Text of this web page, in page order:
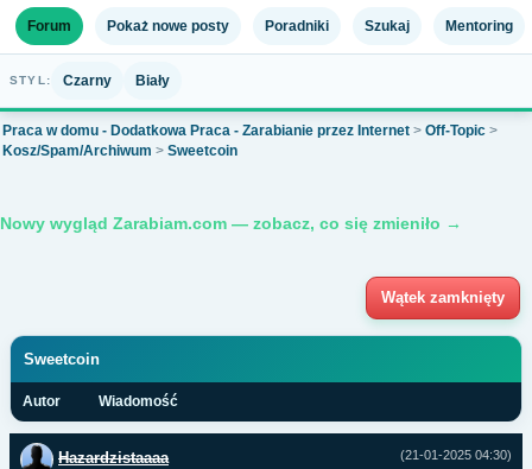
Forum Pokaż nowe posty Poradniki Szukaj Mentoring
STYL: Czarny Biały
Praca w domu - Dodatkowa Praca - Zarabianie przez Internet > Off-Topic >
Kosz/Spam/Archiwum > Sweetcoin
Nowy wygląd Zarabiam.com — zobacz, co się zmieniło →
Wątek zamknięty
Sweetcoin
Autor Wiadomość
(21-01-2025 04:30)
Hazardzistaaaa